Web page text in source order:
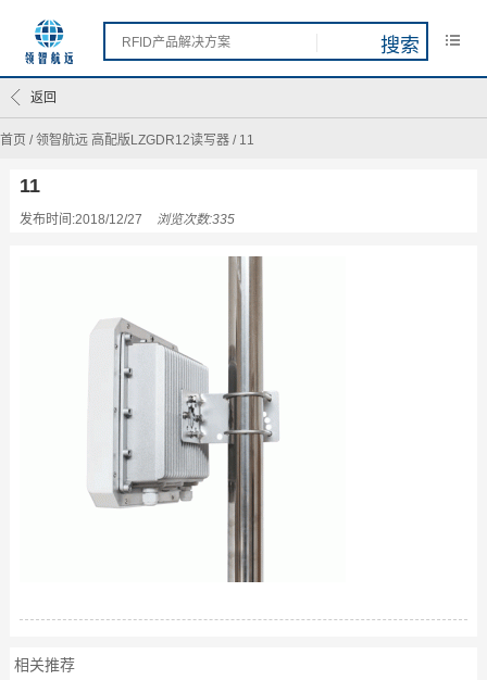
首页 /领智航远 高配版LZGDR12读写器 / 11
返回
11
发布时间:2018/12/27 浏览次数:335
相关推荐